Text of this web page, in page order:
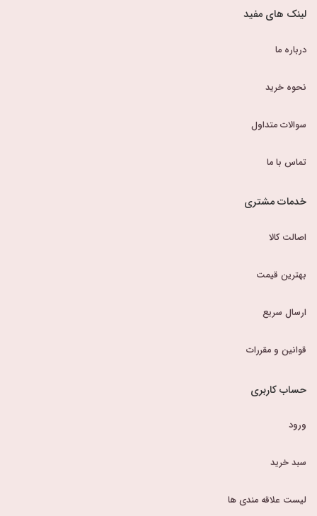
لینک های مفید
درباره ما
نحوه خرید
سوالات متداول
تماس با ما
خدمات مشتری
اصالت کالا
بهترین قیمت
ارسال سریع
قوانین و مقررات
حساب کاربری
ورود
سبد خرید
لیست علاقه مندی ها